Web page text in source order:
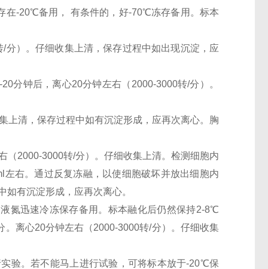
在-20℃备用， 有条件的，好-70℃冻存备用。标本
）。仔细收集上清，保存过程中如出现沉淀，应
分钟后，离心20分钟左右（2000-3000转/分）。
上清，保存过程中如有沉淀形成，应再次离心。胸
（2000-3000转/分）。仔细收集上清。检测细胞内
右。通过反复冻融，以使细胞破坏并放出细胞内
有沉淀形成，应再次离心。
氮迅速冷冻保存备用。标本融化后仍然保持2-8℃
离心20分钟左右（2000-3000转/分）。仔细收集
验。若不能马上进行试验，可将标本放于-20℃保